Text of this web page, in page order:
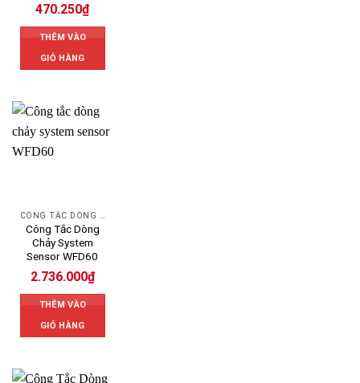
470.250₫
THÊM VÀO
GIỎ HÀNG
Công Tắc Dòng
Chảy System
Sensor WFD60
2.736.000₫
THÊM VÀO
GIỎ HÀNG